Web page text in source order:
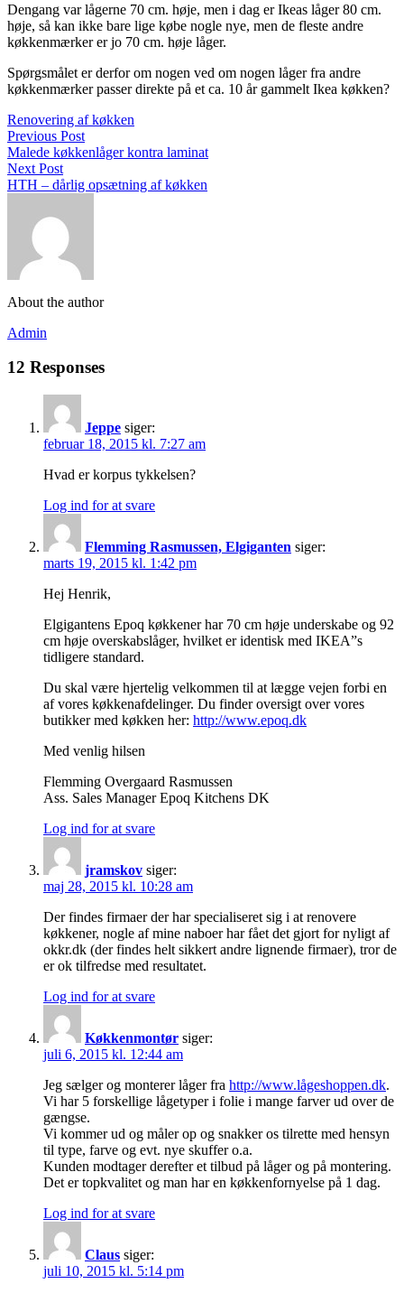
Dengang var lågerne 70 cm. høje, men i dag er Ikeas låger 80 cm.
høje, så kan ikke bare lige købe nogle nye, men de fleste andre
køkkenmærker er jo 70 cm. høje låger.
Spørgsmålet er derfor om nogen ved om nogen låger fra andre
køkkenmærker passer direkte på et ca. 10 år gammelt Ikea køkken?
Renovering af køkken
Previous Post
Malede køkkenlåger kontra laminat
Next Post
HTH – dårlig opsætning af køkken
About the author
Admin
12 Responses
Jeppe siger:
februar 18, 2015 kl. 7:27 am
Hvad er korpus tykkelsen?
Log ind for at svare
Flemming Rasmussen, Elgiganten siger:
marts 19, 2015 kl. 1:42 pm
Hej Henrik,
Elgigantens Epoq køkkener har 70 cm høje underskabe og 92
cm høje overskabslåger, hvilket er identisk med IKEA”s
tidligere standard.
Du skal være hjertelig velkommen til at lægge vejen forbi en
af vores køkkenafdelinger. Du finder oversigt over vores
butikker med køkken her: http://www.epoq.dk
Med venlig hilsen
Flemming Overgaard Rasmussen
Ass. Sales Manager Epoq Kitchens DK
Log ind for at svare
jramskov siger:
maj 28, 2015 kl. 10:28 am
Der findes firmaer der har specialiseret sig i at renovere
køkkener, nogle af mine naboer har fået det gjort for nyligt af
okkr.dk (der findes helt sikkert andre lignende firmaer), tror de
er ok tilfredse med resultatet.
Log ind for at svare
Køkkenmontør siger:
juli 6, 2015 kl. 12:44 am
Jeg sælger og monterer låger fra http://www.lågeshoppen.dk.
Vi har 5 forskellige lågetyper i folie i mange farver ud over de
gængse.
Vi kommer ud og måler op og snakker os tilrette med hensyn
til type, farve og evt. nye skuffer o.a.
Kunden modtager derefter et tilbud på låger og på montering.
Det er topkvalitet og man har en køkkenfornyelse på 1 dag.
Log ind for at svare
Claus siger:
juli 10, 2015 kl. 5:14 pm